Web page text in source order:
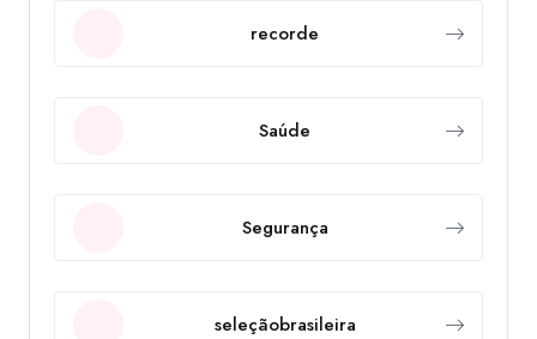
recorde
Saúde
Segurança
seleçãobrasileira